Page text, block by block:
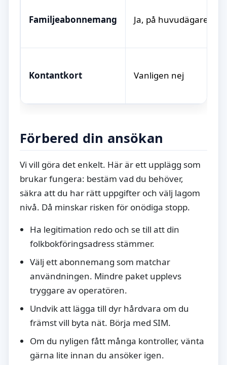
Familjeabonnemang Ja, på huvudägaren
Kontantkort Vanligen nej
Förbered din ansökan
Vi vill göra det enkelt. Här är ett upplägg som
brukar fungera: bestäm vad du behöver,
säkra att du har rätt uppgifter och välj lagom
nivå. Då minskar risken för onödiga stopp.
Ha legitimation redo och se till att din
folkbokföringsadress stämmer.
Välj ett abonnemang som matchar
användningen. Mindre paket upplevs
tryggare av operatören.
Undvik att lägga till dyr hårdvara om du
främst vill byta nät. Börja med SIM.
Om du nyligen fått många kontroller, vänta
gärna lite innan du ansöker igen.